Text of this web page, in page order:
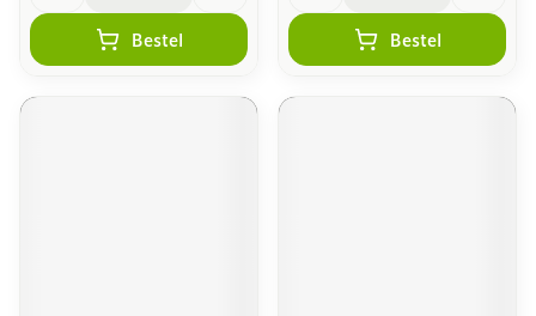
Bestel Bestel